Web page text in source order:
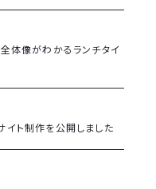
体像がわかるランチタイ
ト制作を公開しました